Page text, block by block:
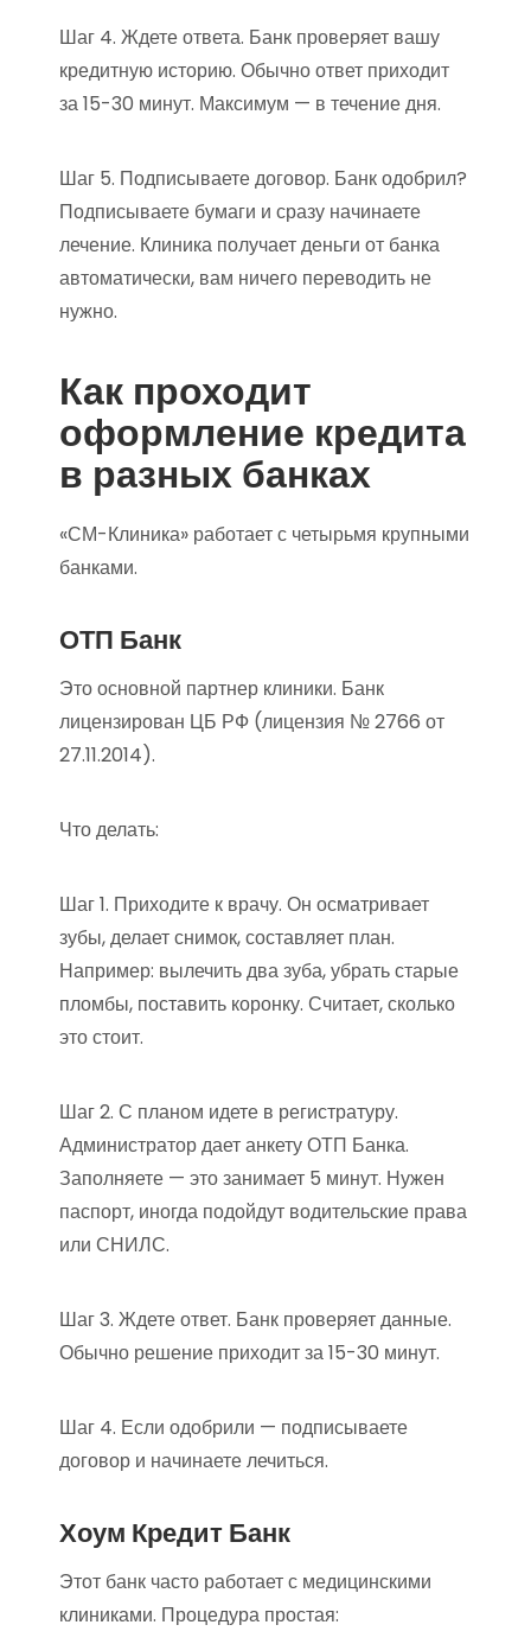
Шаг 4. Ждете ответа. Банк проверяет вашу
кредитную историю. Обычно ответ приходит
за 15-30 минут. Максимум — в течение дня.
Шаг 5. Подписываете договор. Банк одобрил?
Подписываете бумаги и сразу начинаете
лечение. Клиника получает деньги от банка
автоматически, вам ничего переводить не
нужно.
Как проходит
оформление кредита
в разных банках
«СМ-Клиника» работает с четырьмя крупными
банками.
ОТП Банк
Это основной партнер клиники. Банк
лицензирован ЦБ РФ (лицензия № 2766 от
27.11.2014).
Что делать:
Шаг 1. Приходите к врачу. Он осматривает
зубы, делает снимок, составляет план.
Например: вылечить два зуба, убрать старые
пломбы, поставить коронку. Считает, сколько
это стоит.
Шаг 2. С планом идете в регистратуру.
Администратор дает анкету ОТП Банка.
Заполняете — это занимает 5 минут. Нужен
паспорт, иногда подойдут водительские права
или СНИЛС.
Шаг 3. Ждете ответ. Банк проверяет данные.
Обычно решение приходит за 15-30 минут.
Шаг 4. Если одобрили — подписываете
договор и начинаете лечиться.
Хоум Кредит Банк
Этот банк часто работает с медицинскими
клиниками. Процедура простая: